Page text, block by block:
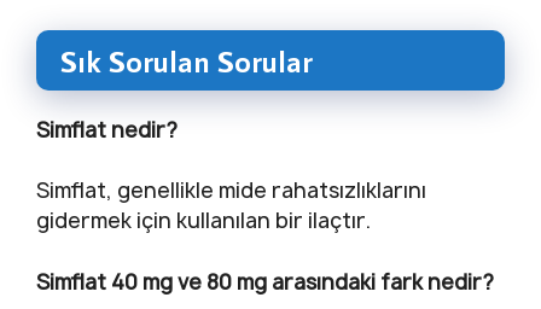
Sık Sorulan Sorular
Simflat nedir?
Simflat, genellikle mide rahatsızlıklarını
gidermek için kullanılan bir ilaçtır.
Simflat 40 mg ve 80 mg arasındaki fark nedir?